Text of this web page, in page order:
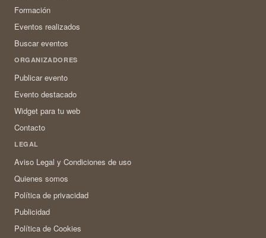
Formación
Eventos realizados
Buscar eventos
ORGANIZADORES
Publicar evento
Evento destacado
Widget para tu web
Contacto
LEGAL
Aviso Legal y Condiciones de uso
Quienes somos
Política de privacidad
Publicidad
Política de Cookies